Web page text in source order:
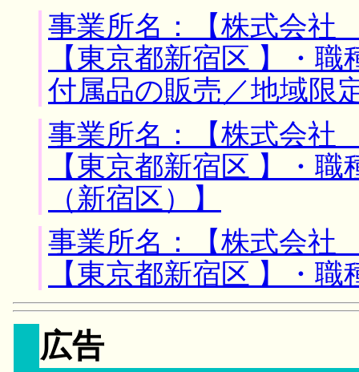
事業所名：【株式会
【東京都新宿区 】・
付属品の販売／地域限
事業所名：【株式会
【東京都新宿区 】・
（新宿区）】
事業所名：【株式会
【東京都新宿区 】・
広告